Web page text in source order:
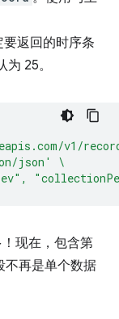
要返回的时序条
25。
v1/
json'
\
现在，包含第
不再是单个数据